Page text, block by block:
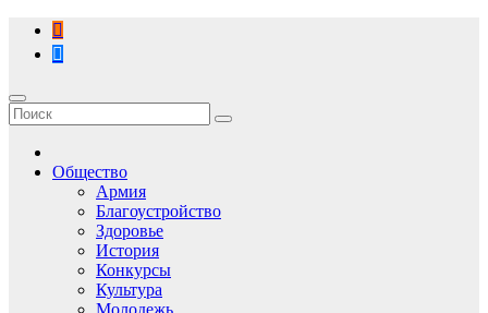
Перейти
содержимому
Общество
Армия
Благоустройство
Здоровье
История
Конкурсы
Культура
Молодежь